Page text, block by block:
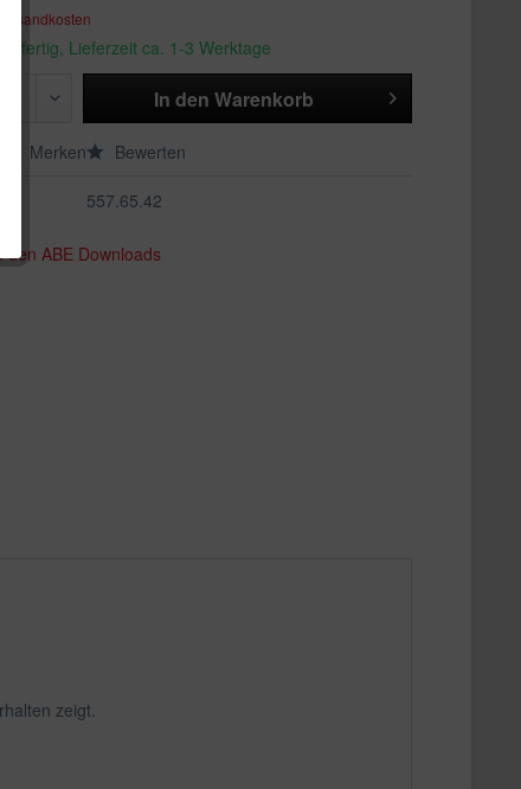
Lieferzeit ca. 1-3 Werktage
In den Warenkorb
Merken Bewerten
557.65.42
den ABE Downloads
zeigt.